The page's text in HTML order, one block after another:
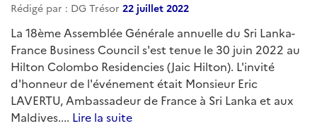
Rédigé par : DG Trésor 22 juillet 2022
La 18ème Assemblée Générale annuelle du Sri Lanka-
France Business Council s'est tenue le 30 juin 2022 au
Hilton Colombo Residencies (Jaic Hilton). L'invité
d'honneur de l'événement était Monsieur Eric
LAVERTU, Ambassadeur de France à Sri Lanka et aux
Maldives.... Lire la suite